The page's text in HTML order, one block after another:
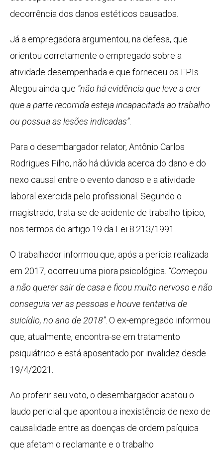
decorrência dos danos estéticos causados.
Já a empregadora argumentou, na defesa, que
orientou corretamente o empregado sobre a
atividade desempenhada e que forneceu os EPIs.
Alegou ainda que “não há evidência que leve a crer
que a parte recorrida esteja incapacitada ao trabalho
ou possua as lesões indicadas”.
Para o desembargador relator, Antônio Carlos
Rodrigues Filho, não há dúvida acerca do dano e do
nexo causal entre o evento danoso e a atividade
laboral exercida pelo profissional. Segundo o
magistrado, trata-se de acidente de trabalho típico,
nos termos do artigo 19 da Lei 8.213/1991.
O trabalhador informou que, após a perícia realizada
em 2017, ocorreu uma piora psicológica. “Começou
a não querer sair de casa e ficou muito nervoso e não
conseguia ver as pessoas e houve tentativa de
suicídio, no ano de 2018”. O ex-empregado informou
que, atualmente, encontra-se em tratamento
psiquiátrico e está aposentado por invalidez desde
19/4/2021.
Ao proferir seu voto, o desembargador acatou o
laudo pericial que apontou a inexistência de nexo de
causalidade entre as doenças de ordem psíquica
que afetam o reclamante e o trabalho